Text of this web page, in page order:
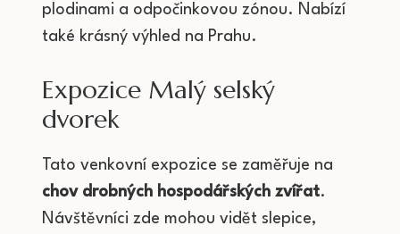
plodinami a odpočinkovou zónou. Nabízí
také krásný výhled na Prahu.
Expozice Malý selský
dvorek
Tato venkovní expozice se zaměřuje na
chov drobných hospodářských zvířat.
Návštěvníci zde mohou vidět slepice,